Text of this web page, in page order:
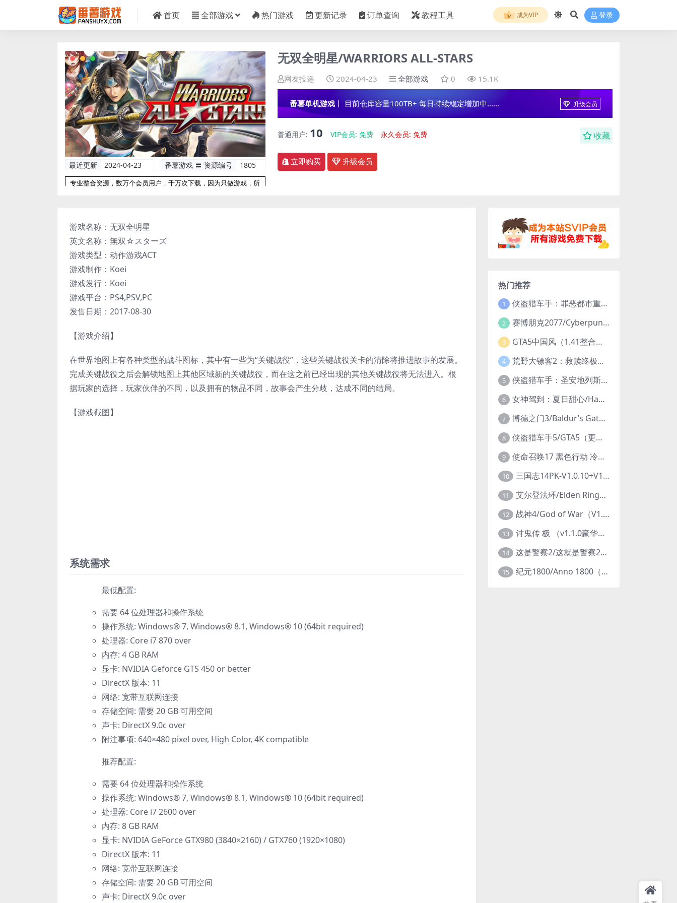
首页 全部游戏 热门游戏 更新记录 订单查询 教程工具 成为VIP 登录
最近更新 2024-04-23 番薯游戏 〓 资源编号 1805
专业整合资源，数万个会员用户，千万次下载，因为只做游戏，所
无双全明星/WARRIORS ALL-STARS
网友投递 2024-04-23 全部游戏 0 15.1K
番薯单机游戏 丨 目前仓库容量100TB+ 每日持续稳定增加中...... 升级会员
普通用户: 10 VIP会员:免费 永久会员:免费 收藏
立即购买 升级会员
游戏名称：无双全明星
英文名称：無双☆スターズ
游戏类型：动作游戏ACT
游戏制作：Koei
游戏发行：Koei
游戏平台：PS4,PSV,PC
发售日期：2017-08-30
【游戏介绍】
在世界地图上有各种类型的战斗图标，其中有一些为“关键战役”，这些关键战役关卡的清除将推进故事的发展。
完成关键战役之后会解锁地图上其他区域新的关键战役，而在这之前已经出现的其他关键战役将无法进入。根
据玩家的选择，玩家伙伴的不同，以及拥有的物品不同，故事会产生分歧，达成不同的结局。
【游戏截图】
系统需求
最低配置:
需要 64 位处理器和操作系统
操作系统: Windows® 7, Windows® 8.1, Windows® 10 (64bit required)
处理器: Core i7 870 over
内存: 4 GB RAM
显卡: NVIDIA Geforce GTS 450 or better
DirectX 版本: 11
网络: 宽带互联网连接
存储空间: 需要 20 GB 可用空间
声卡: DirectX 9.0c over
附注事项: 640×480 pixel over, High Color, 4K compatible
推荐配置:
需要 64 位处理器和操作系统
操作系统: Windows® 7, Windows® 8.1, Windows® 10 (64bit required)
处理器: Core i7 2600 over
内存: 8 GB RAM
显卡: NVIDIA GeForce GTX980 (3840×2160) / GTX760 (1920×1080)
DirectX 版本: 11
网络: 宽带互联网连接
存储空间: 需要 20 GB 可用空间
声卡: DirectX 9.0c over
热门推荐
1 侠盗猎车手：罪恶都市重制版/Grand Theft Auto: Vice City – The Definitive Edition
2 赛博朋克2077/Cyberpunk 2077（更新v2.20全DLC）
3 GTA5中国风（1.41整合版1300辆真车+183位美女与英雄+200%存档）
4 荒野大镖客2：救赎终极版/大表哥2/Red Dead Redemption 2: Ultimate Edition（更新v1491.50终极版）
5 侠盗猎车手：圣安地列斯重制版/Grand Theft Auto: San Andreas – The Definitive Edition（更新v1.113.49697469）
6 女神驾到：夏日甜心/Happy Together（模拟器版-升级豪华终极珍藏版+全DLC）
7 博德之门3/Baldur’s Gate 3（更新v4.1.1.7209685）
8 侠盗猎车手5/GTA5（更新v1.70纯净版-内置修改器+通关存档）
9 使命召唤17 黑色行动 冷战V1.34 全DLC 官方中文版COD17
10 三国志14PK-V1.0.10+V1.0.25-威力加强豪华版（武将面容套装-全DLC+季票+特典+中文语音+编辑修改器）
11 艾尔登法环/Elden Ring（更新v1.14 ）
12 战神4/God of War（V1.0.13-斗战狂神-奎爷的裁决+全DLC）
13 讨鬼传 极 （v1.1.0豪华版）
14 这是警察2/这就是警察2/This is Police
15 纪元1800/Anno 1800（豪华版全DLCv9.2.972600）